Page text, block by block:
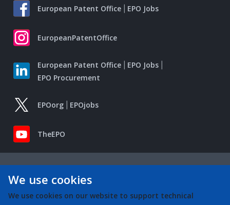
European Patent Office EPO Jobs
EuropeanPatentOffice
European Patent Office
EPO Jobs
EPO Procurement
EPOorg EPOjobs
TheEPO
We use cookies
We use cookies on our website to support technical